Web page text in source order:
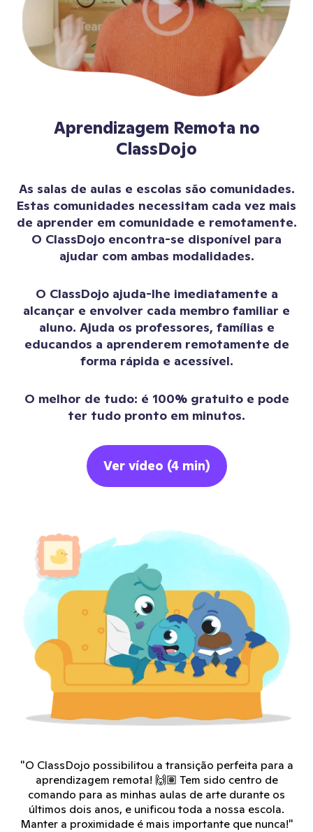
Aprendizagem Remota no
ClassDojo
As salas de aulas e escolas são comunidades.
Estas comunidades necessitam cada vez mais
de aprender em comunidade e remotamente.
O ClassDojo encontra-se disponível para
ajudar com ambas modalidades.
O ClassDojo ajuda-lhe imediatamente a
alcançar e envolver cada membro familiar e
aluno. Ajuda os professores, famílias e
educandos a aprenderem remotamente de
forma rápida e acessível.
O melhor de tudo: é 100% gratuito e pode
ter tudo pronto em minutos.
Ver vídeo (4 min)
"O ClassDojo possibilitou a transição perfeita para a
aprendizagem remota! 🙌🏽 Tem sido centro de
comando para as minhas aulas de arte durante os
últimos dois anos, e unificou toda a nossa escola.
Manter a proximidade é mais importante que nunca!"